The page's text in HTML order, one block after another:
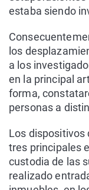
estaba siendo
los
a los
en la principal
forma,
personas a
Los dispositivos
tres principales
custodia de las
realizado